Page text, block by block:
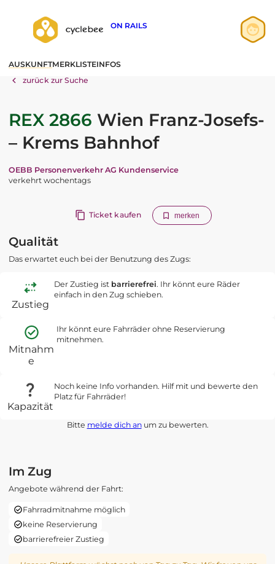
ON RAILS
AUSKUNFTMERKLISTEINFOS
zurück zur Suche
REX 2866 Wien Franz-Josefs-
– Krems Bahnhof
OEBB Personenverkehr AG Kundenservice
verkehrt wochentags
Ticket kaufen merken
Qualität
Das erwartet euch bei der Benutzung des Zugs:
Zustieg
Der Zustieg ist barrierefrei. Ihr könnt eure Räder
einfach in den Zug schieben.
Mitnahm
e
Ihr könnt eure Fahrräder ohne Reservierung
mitnehmen.
Kapazität
Noch keine Info vorhanden. Hilf mit und bewerte den
Platz für Fahrräder!
Bitte melde dich anum zu bewerten.
Im Zug
Angebote während der Fahrt:
Fahrradmitnahme möglich
keine Reservierung
barrierefreier Zustieg